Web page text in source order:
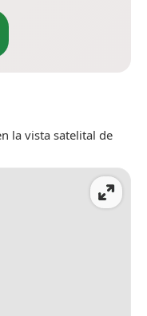
la vista satelital de